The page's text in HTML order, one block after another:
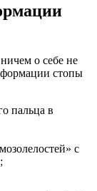
о себе не
стопы
пальца в
с